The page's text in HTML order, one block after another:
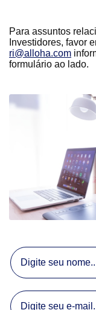
Para assuntos
Investidores, favor
ri@alloha.com
formulário ao lado.